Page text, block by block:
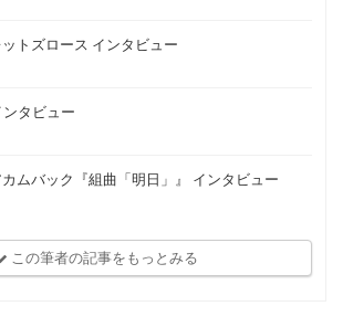
トズロース インタビュー
タビュー
ムバック『組曲「明日」』 インタビュー
この筆者の記事をもっとみる